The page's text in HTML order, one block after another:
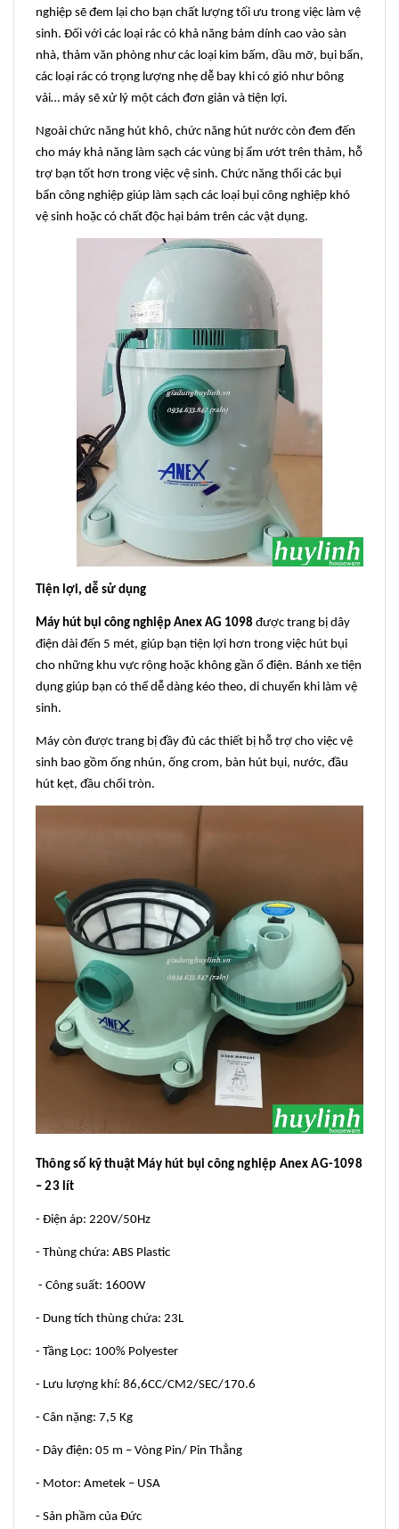
nghiệp sẽ đem lại cho bạn chất lượng tối ưu trong việc làm vệ
sinh. Đối với các loại rác có khả năng bám dính cao vào sàn
nhà, thảm văn phòng như các loại kim bấm, dầu mỡ, bụi bẩn,
các loại rác có trọng lượng nhẹ dễ bay khi có gió như bông
vải… máy sẽ xử lý một cách đơn giản và tiện lợi.
Ngoài chức năng hút khô, chức năng hút nước còn đem đến
cho máy khả năng làm sạch các vùng bị ẩm ướt trên thảm, hỗ
trợ bạn tốt hơn trong việc vệ sinh. Chức năng thổi các bụi
bẩn công nghiệp giúp làm sạch các loại bụi công nghiệp khó
vệ sinh hoặc có chất độc hại bám trên các vật dụng.
Tiện lợi, dễ sử dụng
Máy hút bụi công nghiệp Anex AG 1098 được trang bị dây
điện dài đến 5 mét, giúp bạn tiện lợi hơn trong việc hút bụi
cho những khu vực rộng hoặc không gần ổ điện. Bánh xe tiện
dụng giúp bạn có thể dễ dàng kéo theo, di chuyển khi làm vệ
sinh.
Máy còn được trang bị đầy đủ các thiết bị hỗ trợ cho việc vệ
sinh bao gồm ống nhún, ống crom, bàn hút bụi, nước, đầu
hút kẹt, đầu chổi tròn.
Thông số kỹ thuật Máy hút bụi công nghiệp Anex AG-1098
– 23 lít
- Điện áp: 220V/50Hz
- Thùng chứa: ABS Plastic
- Công suất: 1600W
- Dung tích thùng chứa: 23L
- Tầng Lọc: 100% Polyester
- Lưu lượng khí: 86,6CC/CM2/SEC/170.6
- Cân nặng: 7,5 Kg
- Dây điện: 05 m – Vòng Pin/ Pin Thẳng
- Motor: Ametek – USA
- Sản phầm của Đức